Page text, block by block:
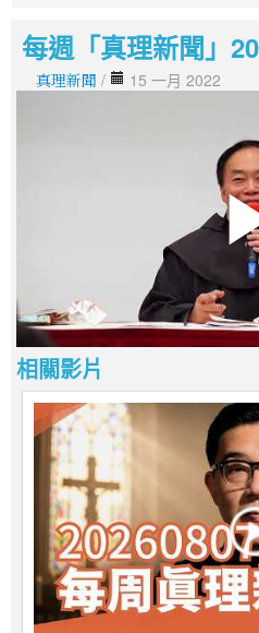
每週「真理新聞」
真理新聞 / 15 一月 2022
相關影片